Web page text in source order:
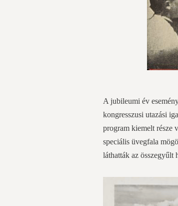
A jubileumi év
kongresszusi utazási
program kiemelt része
speciális üvegfala
láthatták az összegyűlt